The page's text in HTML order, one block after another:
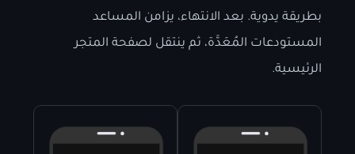
بطريقة يدوية. بعد الانتهاء، يزامن المساعد
المستودعات المُعَدَّة، ثم ينتقل لصفحة المتجر
الرئيسية.